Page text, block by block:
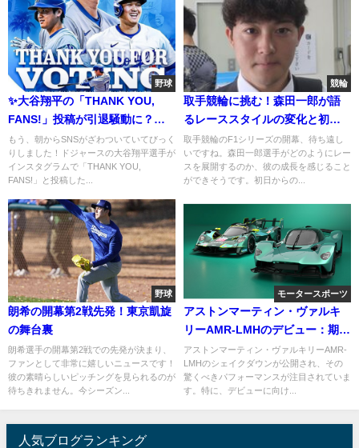
野球
✨大谷翔平の「THANK YOU,
FANS!」投稿が引退騒動に？そ
の真相とWBC出場表明の裏側
もう、朝からSNSがざわついていてびっく
りしました！ドジャースの大谷翔平選手が
インスタグラムで「THANK YOU,
FANS!」と投稿した...
競輪
取手競輪に挑む！森田一郎が語
るレーススタイルの変化と初優
出への意気込み
取手競輪のF1シリーズの開幕、待ち遠し
いですね。森田一郎選手がどのようにレー
スを展開するのか、彼の成長を感じること
ができそうです。初日からの...
野球
朗希の開幕第2戦先発！東京凱旋
の舞台裏
朗希選手の開幕第2戦での先発が決まり、
ファンとして非常に嬉しいニュースです！
彼の素晴らしいピッチングを見られるのが
待ちきれません。今シーズン...
モータースポーツ
アストンマーティン・ヴァルキ
リーAMR-LMHのデビュー：期待
されるパフォーマンスとは
アストンマーティン・ヴァルキリーAMR-
LMHのシェイクダウンが公開され、その
驚くべきパフォーマンスが注目されていま
す。特に、デビューに向け...
人気ブログランキング